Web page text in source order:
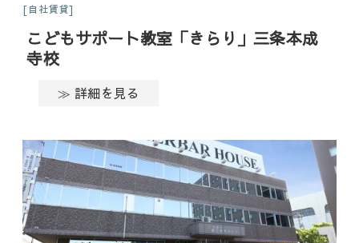
自社賃貸
こどもサポート教室「きらり」三条本成
寺校
≫ 詳細を見る